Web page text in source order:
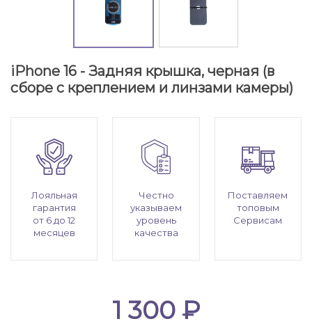
iPhone 16 - Задняя крышка, черная (в
сборе с креплением и линзами камеры)
Лояльная
гарантия
от 6 до 12
месяцев
Честно
указываем
уровень
качества
Поставляем
топовым
Сервисам
1 300 ₽